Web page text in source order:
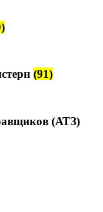
(91)
(АТЗ)